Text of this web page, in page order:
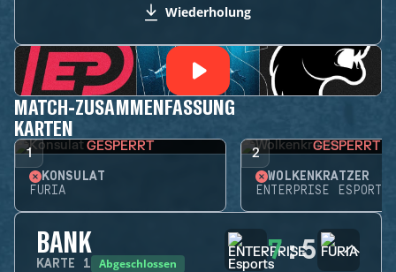
Wiederholung
MATCH-ZUSAMMENFASSUNG
KARTEN
1 GESPERRT
KONSULAT
FURIA
2 GESPERRT
WOLKENKRATZER
ENTERPRISE ESPORTS
BANK
KARTE 1 Abgeschlossen 7:5